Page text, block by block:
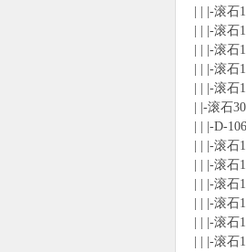
| | |-滚
| | |-滚
| | |-滚
| | |-滚
| | |-滚
| |-滚石
| | |-D-
| | |-滚
| | |-滚
| | |-滚
| | |-滚
| | |-滚
| | |-滚